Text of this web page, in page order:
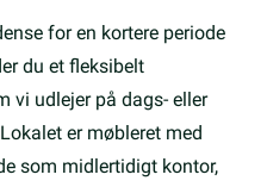
for en kortere periode
du et fleksibelt
vi udlejer på dags- eller
er møbleret med
som midlertidigt kontor,